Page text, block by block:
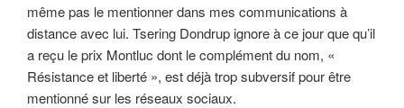
même pas le mentionner dans mes communications à
distance avec lui. Tsering Dondrup ignore à ce jour que qu’il
a reçu le prix Montluc dont le complément du nom, «
Résistance et liberté », est déjà trop subversif pour être
mentionné sur les réseaux sociaux.